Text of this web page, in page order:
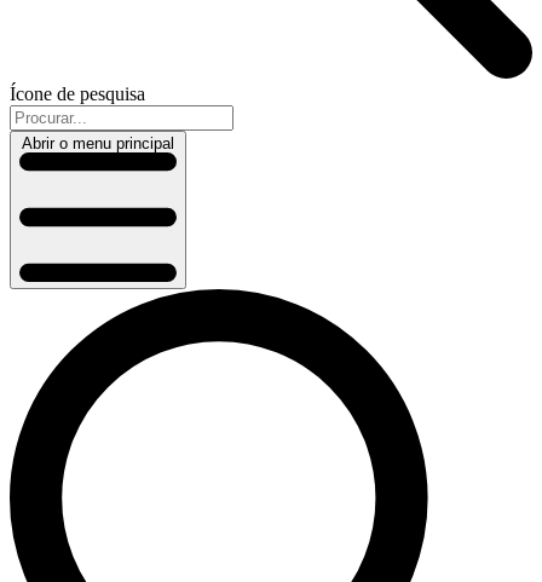
Ícone de pesquisa
Abrir o menu principal